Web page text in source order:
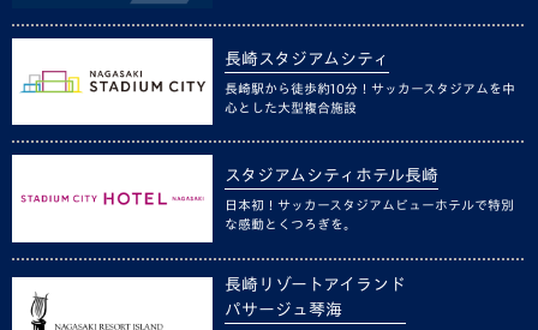
長崎スタジアムシティ
長崎駅から徒歩約10分！サッカースタジアムを中
心とした大型複合施設
スタジアムシティホテル長崎
日本初！サッカースタジアムビューホテルで特別
な感動とくつろぎを。
長崎リゾートアイランド
パサージュ琴海